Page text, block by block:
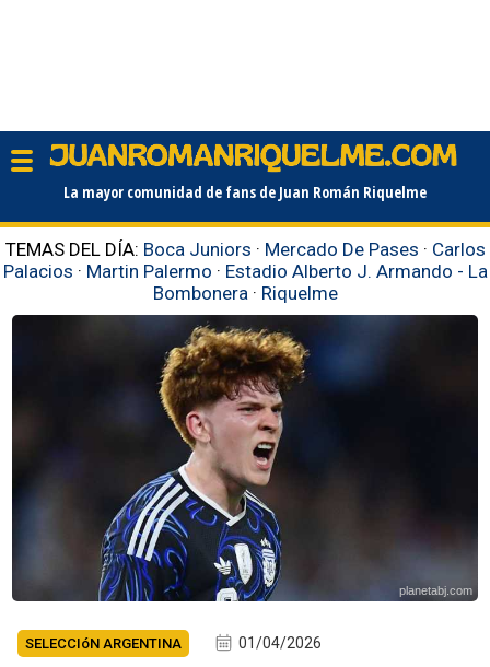
La mayor comunidad de fans de Juan Román Riquelme
TEMAS DEL DÍA: Boca Juniors · Mercado De Pases · Carlos
Palacios · Martin Palermo · Estadio Alberto J. Armando - La
Bombonera · Riquelme
planetabj.com
SELECCIóN ARGENTINA 01/04/2026